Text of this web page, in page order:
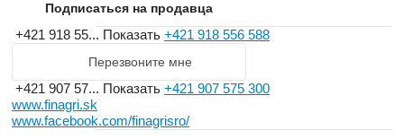
Подписаться на продавца
+421 918 55... Показать +421 918 556 588
Перезвоните мне
+421 907 57... Показать +421 907 575 300
www.finagri.sk
www.facebook.com/finagrisro/